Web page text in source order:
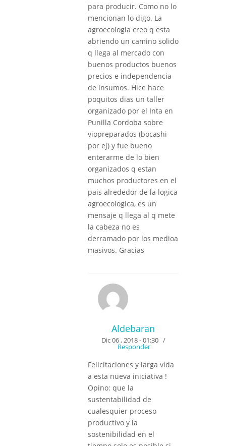
para producir. Como no lo
mencionan lo digo. La
agroecologia creo q esta
abriendo un camino solido
q llega al mercado con
buenos productos buenos
precios e independencia
de insumos. Hice hace
poquitos dias un taller
organizado por el Inta en
Punilla Cordoba sobre
viopreparados (bocashi
por ej) y fue bueno
enterarme de lo bien
organizados q estan
muchos productores en el
pais alrededor de la logica
agroecologica, es un
mensaje q llega al q mete
la cabeza no es
derramado por los medioa
masivos. Gracias
Aldebaran
Dic 06 , 2018 - 01:30 /
Responder
Felicitaciones y larga vida
a esta nueva iniciativa !
Opino: que la
sustentabilidad de
cualesquier proceso
productivo y la
sostenibilidad en el